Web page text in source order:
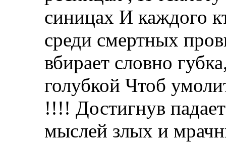
синицах И каждого
среди смертных
вбирает словно
голубкой Чтоб
!!!! Достигнув
мыслей злых и